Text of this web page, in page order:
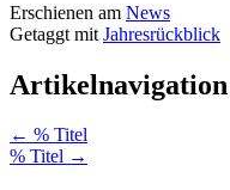
Erschienen am News
Getaggt mit Jahresrückblick
Artikelnavigation
← % Titel
% Titel →